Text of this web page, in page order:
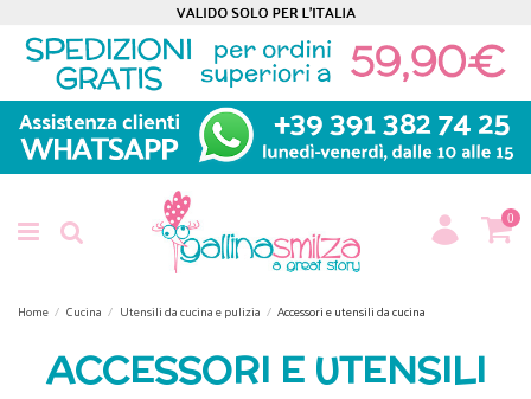
0
Home Cucina Utensili da cucina e pulizia Accessori e utensili da cucina
ACCESSORI E UTENSILI